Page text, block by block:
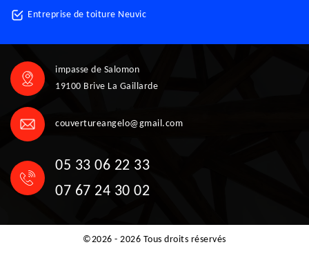
Entreprise de toiture Neuvic
impasse de Salomon
19100 Brive La Gaillarde
couvertureangelo@gmail.com
05 33 06 22 33
07 67 24 30 02
©2026 - 2026 Tous droits réservés